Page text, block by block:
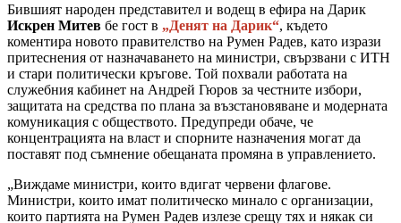
Бившият народен представител и водещ в ефира на Дарик
Искрен Митев бе гост в „Денят на Дарик“, където
коментира новото правителство на Румен Радев, като изрази
притеснения от назначаването на министри, свързвани с ИТН
и стари политически кръгове. Той похвали работата на
служебния кабинет на Андрей Гюров за честните избори,
защитата на средства по плана за възстановяване и модерната
комуникация с обществото. Предупреди обаче, че
концентрацията на власт и спорните назначения могат да
поставят под съмнение обещаната промяна в управлението.
„Виждаме министри, които вдигат червени флагове.
Министри, които имат политическо минало с организации,
които партията на Румен Радев излезе срещу тях и някак си